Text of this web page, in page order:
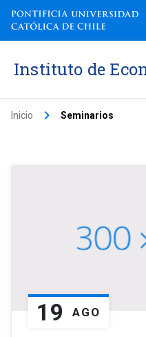
Instituto de
Inicio keyboard_arrow_right Seminarios
19 AGO